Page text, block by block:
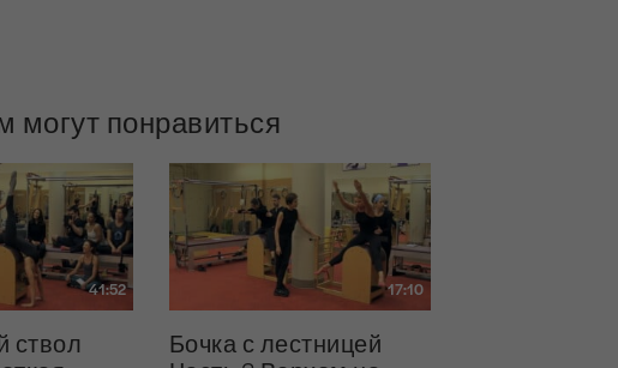
могут понравиться
41:52
ствол
17:10
Бочка с лестницей